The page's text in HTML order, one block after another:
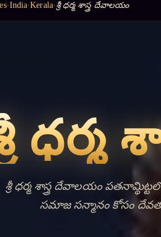
·India·Kerala· శ్రీ ధర్మ శాస్త్ర దేవాలయం